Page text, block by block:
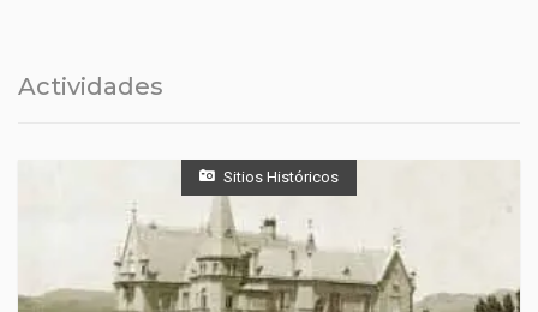
Actividades
Sitios Históricos